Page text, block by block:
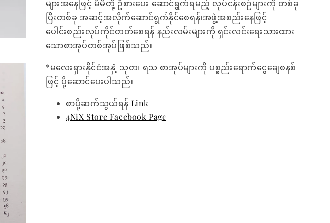
များအနေဖြင့် မိမိတို့ ဦစားပေး ဆောင်ရွက်ရမည့် လုပ်ငန်းစဉ်များကို တစ်ခု
ပြီးတစ်ခု အဆင့်အလိုက်ဆောင်ရွက်နိုင်စေရန်၊အဖွဲ့အစည်းနေဖြင့်
ပေါင်းစည်းလုပ်ကိုင်တတ်စေရန် နည်းလမ်းများကို ရှင်းလင်းရေးသားထား
သောစာအုပ်တစ်အုပ်ဖြစ်သည်။
*မလေးရှားနိုင်ငံအနှံ့ သုတ၊ ရသ စာအုပ်များကို ပစ္စည်းရောက်ငွေချေစနစ်
ဖြင့် ပို့ဆောင်ပေးပါသည်။
စာပို့ဆက်သွယ်ရန် Link
4NiX Store Facebook Page